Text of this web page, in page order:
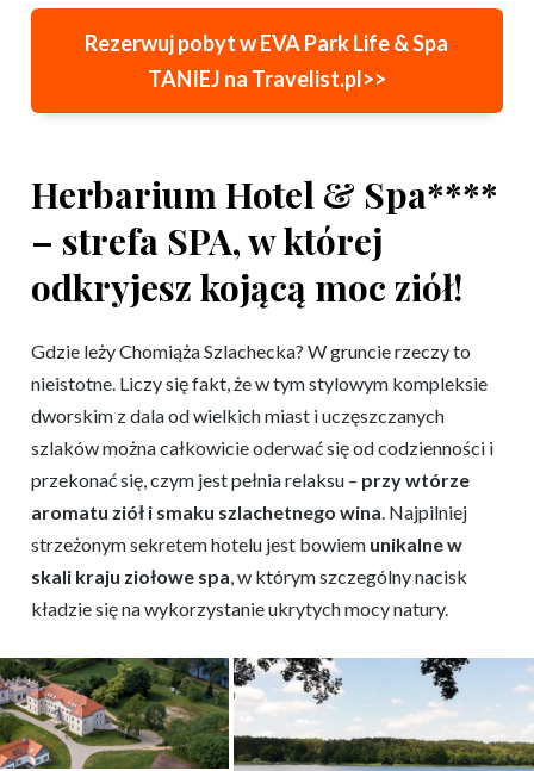
Rezerwuj pobyt w EVA Park Life & Spa
TANIEJ na Travelist.pl>>
Herbarium Hotel & Spa****
– strefa SPA, w której
odkryjesz kojącą moc ziół!
Gdzie leży Chomiąża Szlachecka? W gruncie rzeczy to
nieistotne. Liczy się fakt, że w tym stylowym kompleksie
dworskim z dala od wielkich miast i uczęszczanych
szlaków można całkowicie oderwać się od codzienności i
przekonać się, czym jest pełnia relaksu – przy wtórze
aromatu ziół i smaku szlachetnego wina. Najpilniej
strzeżonym sekretem hotelu jest bowiem unikalne w
skali kraju ziołowe spa, w którym szczególny nacisk
kładzie się na wykorzystanie ukrytych mocy natury.